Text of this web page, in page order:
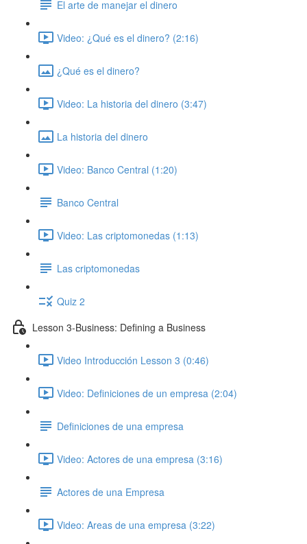
El arte de manejar el dinero
Video: ¿Qué es el dinero? (2:16)
¿Qué es el dinero?
Video: La historia del dinero (3:47)
La historia del dinero
Video: Banco Central (1:20)
Banco Central
Video: Las criptomonedas (1:13)
Las criptomonedas
Quiz 2
Lesson 3-Business: Defining a Business
Video Introducción Lesson 3 (0:46)
Video: Definiciones de un empresa (2:04)
Definiciones de una empresa
Video: Actores de una empresa (3:16)
Actores de una Empresa
Video: Areas de una empresa (3:22)